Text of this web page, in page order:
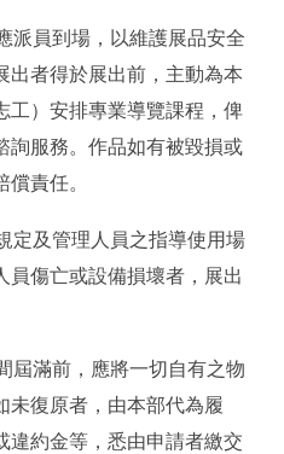
派員到場，以維護展品安全
出者得於展出前，主動為本
工）安排專業導覽課程，俾
詢服務。作品如有被毀損或
責任。
定及管理人員之指導使用場
員傷亡或設備損壞者，展出
屆滿前，應將一切自有之物
未復原者，由本部代為履
違約金等，悉由申請者繳交